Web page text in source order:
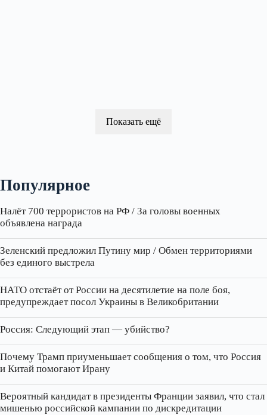
Показать ещё
Популярное
Налёт 700 террористов на РФ / За головы военных
объявлена награда
Зеленский предложил Путину мир / Обмен территориями
без единого выстрела
НАТО отстаёт от России на десятилетие на поле боя,
предупреждает посол Украины в Великобритании
Россия: Следующий этап — убийство?
Почему Трамп приуменьшает сообщения о том, что Россия
и Китай помогают Ирану
Вероятный кандидат в президенты Франции заявил, что стал
мишенью российской кампании по дискредитации